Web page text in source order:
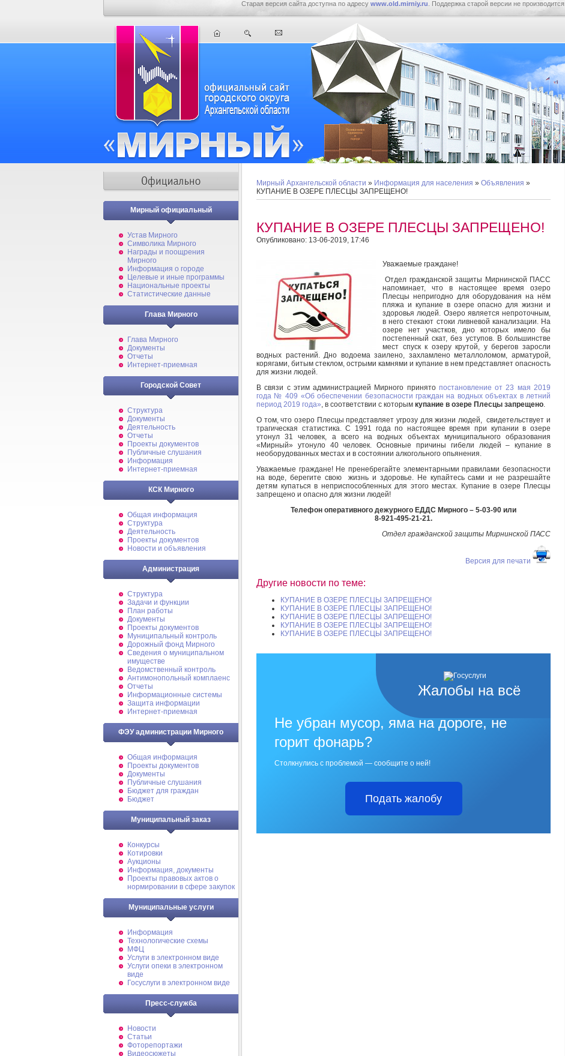
Старая версия сайта доступна по адресу www.old.mirniy.ru . Поддержка старой версии не производится.
Мирный официальный
Устав Мирного
Символика Мирного
Награды и поощрения
Мирного
Информация о городе
Целевые и иные программы
Национальные проекты
Статистические данные
Глава Мирного
Глава Мирного
Документы
Отчеты
Интернет-приемная
Городской Совет
Структура
Документы
Деятельность
Отчеты
Проекты документов
Публичные слушания
Информация
Интернет-приемная
КСК Мирного
Общая информация
Структура
Деятельность
Проекты документов
Новости и объявления
Администрация
Структура
Задачи и функции
План работы
Документы
Проекты документов
Муниципальный контроль
Дорожный фонд Мирного
Cведения о муниципальном
имуществе
Ведомственный контроль
Антимонопольный комплаенс
Отчеты
Информационные системы
Защита информации
Интернет-приемная
ФЭУ администрации Мирного
Общая информация
Проекты документов
Документы
Публичные слушания
Бюджет для граждан
Бюджет
Муниципальный заказ
Конкурсы
Котировки
Аукционы
Информация, документы
Проекты правовых актов о
нормировании в сфере закупок
Муниципальные услуги
Информация
Технологические схемы
МФЦ
Услуги в электронном виде
Услуги опеки в электронном
виде
Госуслуги в электронном виде
Пресс-служба
Новости
Статьи
Фоторепортажи
Видеосюжеты
Мирный Архангельской области » Информация для населения » Объявления »
КУПАНИЕ В ОЗЕРЕ ПЛЕСЦЫ ЗАПРЕЩЕНО!
КУПАНИЕ В ОЗЕРЕ ПЛЕСЦЫ ЗАПРЕЩЕНО!
Опубликовано: 13-06-2019, 17:46
Уважаемые граждане!
Отдел гражданской защиты Мирнинской ПАСС
напоминает, что в настоящее время озеро
Плесцы непригодно для оборудования на нём
пляжа и купание в озере опасно для жизни и
здоровья людей. Озеро является непроточным,
в него стекают стоки ливневой канализации. На
озере нет участков, дно которых имело бы
постепенный скат, без уступов. В большинстве
мест спуск к озеру крутой, у берегов заросли
водных растений. Дно водоема заилено, захламлено металлоломом, арматурой,
корягами, битым стеклом, острыми камнями и купание в нем представляет опасность
для жизни людей.
В связи с этим администрацией Мирного принято постановление от 23 мая 2019
года № 409 «Об обеспечении безопасности граждан на водных объектах в летний
период 2019 года», в соответствии с которым купание в озере Плесцы запрещено.
О том, что озеро Плесцы представляет угрозу для жизни людей, свидетельствует и
трагическая статистика. С 1991 года по настоящее время при купании в озере
утонул 31 человек, а всего на водных объектах муниципального образования
«Мирный» утонуло 40 человек. Основные причины гибели людей – купание в
необорудованных местах и в состоянии алкогольного опьянения.
Уважаемые граждане! Не пренебрегайте элементарными правилами безопасности
на воде, берегите свою жизнь и здоровье. Не купайтесь сами и не разрешайте
детям купаться в неприспособленных для этого местах. Купание в озере Плесцы
запрещено и опасно для жизни людей!
Телефон оперативного дежурного ЕДДС Мирного – 5-03-90 или
8-921-495-21-21.
Отдел гражданской защиты Мирнинской ПАСС
Версия для печати
Другие новости по теме:
КУПАНИЕ В ОЗЕРЕ ПЛЕСЦЫ ЗАПРЕЩЕНО!
КУПАНИЕ В ОЗЕРЕ ПЛЕСЦЫ ЗАПРЕЩЕНО!
КУПАНИЕ В ОЗЕРЕ ПЛЕСЦЫ ЗАПРЕЩЕНО!
КУПАНИЕ В ОЗЕРЕ ПЛЕСЦЫ ЗАПРЕЩЕНО!
КУПАНИЕ В ОЗЕРЕ ПЛЕСЦЫ ЗАПРЕЩЕНО!
Жалобы на всё
Не убран мусор, яма на дороге, не
горит фонарь?
Столкнулись с проблемой — сообщите о ней!
Подать жалобу